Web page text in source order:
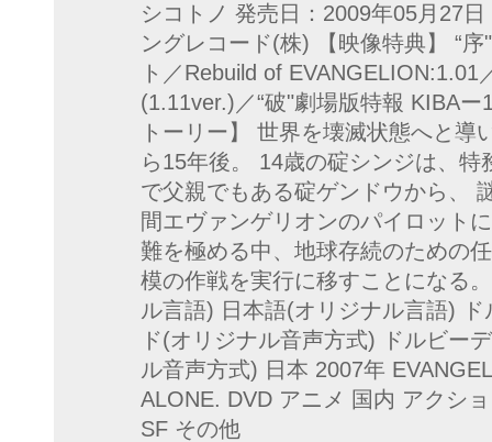
シコトノ 発売日：2009年05月27
ングレコード(株) 【映像特典】 “
ト／Rebuild of
(1.11ver.)／“破"劇場版特報 KIBA
トーリー】 世界を壊滅状態へと
ら15年後。 14歳の碇シンジは、
で父親でもある碇ゲンドウから、
間エヴァンゲリオンのパイロット
難を極める中、地球存続のための
模の作戦を実行に移すことになる
ル言語) 日本語(オリジナル言語)
ド(オリジナル音声方式) ドルビー
ル音声方式) 日本 2007年
ALONE. DVD アニメ 国内 アクシ
SF その他